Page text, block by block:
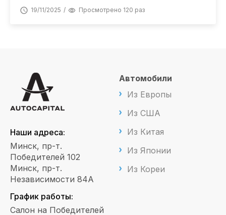
19/11/2025 Просмотрено 120 раз
Наши адреса:
Минск, пр-т.
Победителей 102
Минск, пр-т.
Независимости 84А
График работы:
Салон на Победителей
Автомобили
Из Европы
Из США
Из Китая
Из Японии
Из Кореи